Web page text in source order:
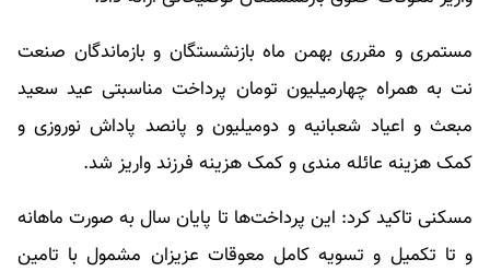
مستمری و مقرری بهمن ماه بازنشستگان و بازماندگان صنعت
نت به همراه چهارمیلیون تومان پرداخت مناسبتی عید سعید
مبعث و اعیاد شعبانیه و دومیلیون و پانصد پاداش نوروزی و
کمک هزینه عائله مندی و کمک هزینه فرزند واریز شد.
مسکنی تاکید کرد: این پرداخت‌ها تا پایان سال به صورت ماهانه
و تا تکمیل و تسویه کامل معوقات عزیزان مشمول با تامین